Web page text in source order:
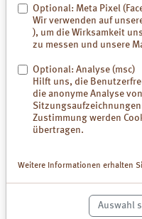
Eine Untersuchung der
Charité bestätigt die
Gewissenhaft beobachteten
und nach einer
Die Ergebnisse belegen die
Durchschnittlich wurden
ermittelt:
Papeln – 69 %
Kleine Zysten – 58 %
Pickel – 49 %
Insgesamt 80% der
und Wirksamkeit der Luvos-
Optional: Meta Pixel
Wir verwenden auf
), um die Wirksamkeit
zu messen und unsere
Optional: Analyse (msc)
Hilft uns, die
die anonyme Analyse
Zustimmung werden
übertragen.
Weitere Informationen erhalten
Auswahl